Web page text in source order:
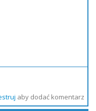
aby dodać komentarz